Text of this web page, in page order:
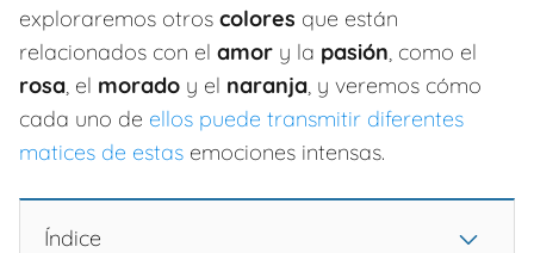
exploraremos otros colores que están
relacionados con el amor y la pasión, como el
rosa, el morado y el naranja, y veremos cómo
cada uno de ellos puede transmitir diferentes
matices de estas emociones intensas.
Índice